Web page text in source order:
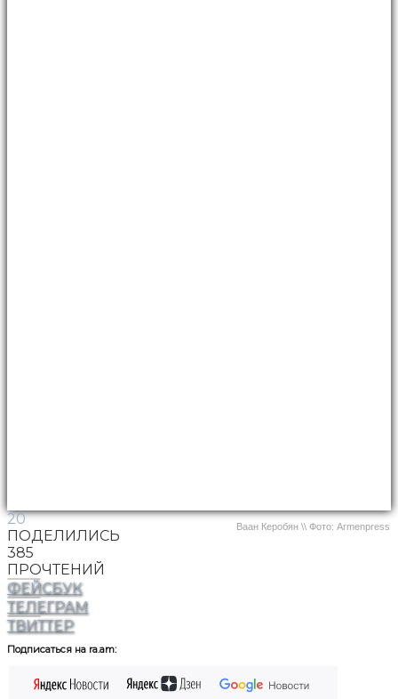
Ваан Керобян \\ Фото: Armenpress
20
ПОДЕЛИЛИСЬ
385
ПРОЧТЕНИЙ
ФЕЙСБУК
ТЕЛЕГРАМ
ТВИТТЕР
Подписаться на ra.am: